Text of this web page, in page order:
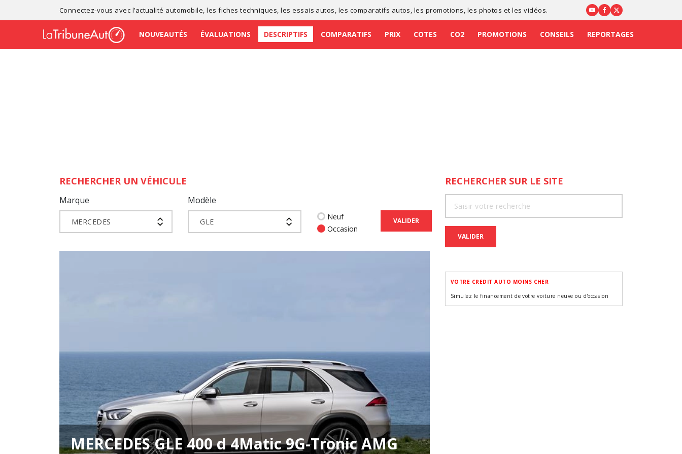
Connectez-vous avec l’actualité automobile , lesfiches techniques , lesessais autos , les comparatifs autos , les promotions , les photos et les vidéos.
NOUVEAUTÉS ÉVALUATIONS DESCRIPTIFS COMPARATIFS PRIX COTES CO2 PROMOTIONS CONSEILS REPORTAGES
RECHERCHER UN VÉHICULE
Marque
MERCEDES
Modèle
GLE
Neuf
Occasion
VALIDER
MERCEDES GLE 400 d 4Matic 9G-Tronic AMG
RECHERCHER SUR LE SITE
VALIDER
VOTRE CREDIT AUTO MOINS CHER
Simulez le financement de votre voiture neuve ou d'occasion